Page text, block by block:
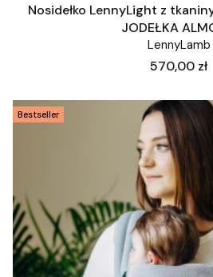
Nosidełko LennyLight z
JODEŁKA
LennyLamb
Cena
570,00 zł
Bestseller